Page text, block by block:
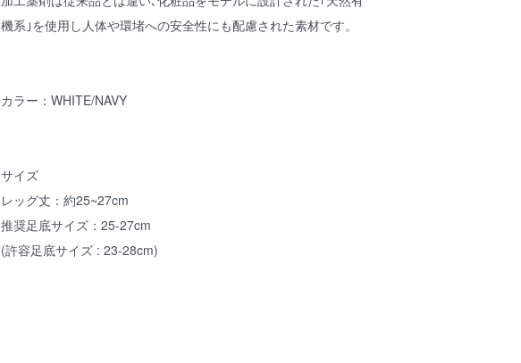
機系｣を使用し人体や環堵への安全性にも配慮された素材です。
カラー：WHITE/NAVY
サイズ
レッグ丈：約25~27cm
推奨足底サイズ：25-27cm
(許容足底サイズ : 23-28cm)